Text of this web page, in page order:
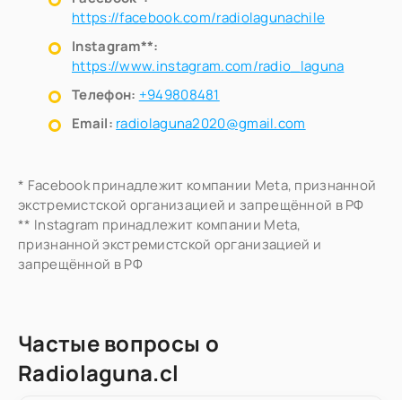
https://facebook.com/radiolagunachile
Instagram**:
https://www.instagram.com/radio_laguna
Телефон: +949808481
Email: radiolaguna2020@gmail.com
* Facebook принадлежит компании Meta, признанной
экстремистской организацией и запрещённой в РФ
** Instagram принадлежит компании Meta,
признанной экстремистской организацией и
запрещённой в РФ
Частые вопросы о
Radiolaguna.cl